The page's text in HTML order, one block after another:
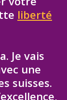
liberté
Je vais
une
suisses.